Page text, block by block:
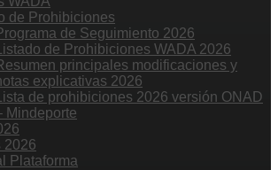
de Prohibiciones
de Seguimiento 2026
Listado de Prohibiciones WADA 2026
principales modificaciones y
explicativas 2026
Lista de prohibiciones 2026 versión ONAD
Mindeporte
2026
Plataforma